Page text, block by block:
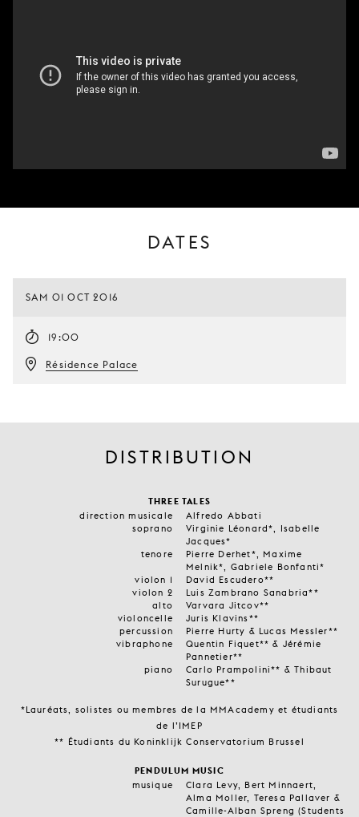
DATES
SAM 01 OCT 2016
19:00
Résidence Palace
DISTRIBUTION
THREE TALES
direction musicale
Alfredo Abbati
soprano
Virginie Léonard*, Isabelle
Jacques*
tenore
Pierre Derhet*, Maxime
Melnik*, Gabriele Bonfanti*
violon 1
David Escudero**
violon 2
Luis Zambrano Sanabria**
alto
Varvara Jitcov**
violoncelle
Juris Klavins**
percussion
Pierre Hurty & Lucas Messler**
vibraphone
Quentin Fiquet** & Jérémie
Pannetier**
piano
Carlo Prampolini** & Thibaut
Surugue**
*Lauréats, solistes ou membres de la MMAcademy et étudiants
de l’IMEP
** Étudiants du Koninklijk Conservatorium Brussel
PENDULUM MUSIC
musique
Clara Levy, Bert Minnaert,
Alma Moller, Teresa Pallaver &
Camille-Alban Spreng (Students